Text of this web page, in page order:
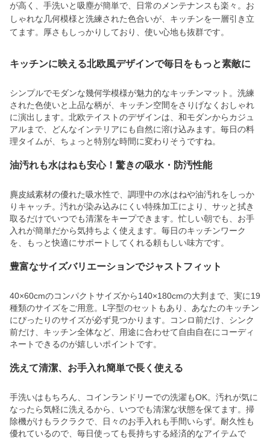
が高く、手洗いと吸塵が簡単で、日常のメンテナンスも楽々。お
しゃれな几何模様と洗練された色合いが、キッチンを一層引き立
てます。厚さもしっかりしており、使い心地も抜群です。
キッチンに映える北欧風デザインで毎日をもっと素敵に
シンプルでモダンな幾何学模様が魅力的なキッチンマット。洗練
された色使いと上品な柄が、キッチン空間をさりげなくおしゃれ
に演出します。北欧テイストのデザインは、和モダンからカジュ
アルまで、どんなインテリアにも自然に溶け込みます。毎日の料
理タイムが、ちょっと特別な時間に変わりそうですね。
油汚れも水はねも安心！驚きの吸水・防汚性能
麂皮絨素材の優れた吸水性で、調理中の水はねや油汚れをしっか
りキャッチ。汚れが染み込みにくい特殊加工により、サッと拭き
取るだけでいつでも清潔をキープできます。忙しい朝でも、お手
入れが簡単だから気持ちよく使えます。毎日のキッチンワーク
を、もっと快適にサポートしてくれる頼もしい味方です。
豊富なサイズバリエーションでジャストフィット
40×60cmのコンパクトサイズから140×180cmの大判まで、実に19
種類のサイズをご用意。L字型のセットもあり、あなたのキッチン
にぴったりのサイズが必ず見つかります。コンロ前だけ、シンク
前だけ、キッチン全体など、用途に合わせて自由自在にコーディ
ネートできるのが嬉しいポイントです。
洗えて清潔、お手入れ簡単で長く使える
手洗いはもちろん、コインランドリーでの洗濯もOK。汚れが気に
なったら気軽に洗えるから、いつでも清潔な状態を保てます。掃
除機がけもラクラクで、日々のお手入れも手間いらず。耐久性も
優れているので、毎日使っても長持ちする経済的なアイテムで